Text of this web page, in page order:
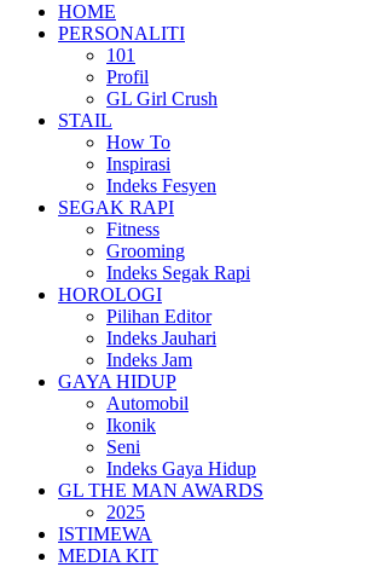
HOME
PERSONALITI
101
Profil
GL Girl Crush
STAIL
How To
Inspirasi
Indeks Fesyen
SEGAK RAPI
Fitness
Grooming
Indeks Segak Rapi
HOROLOGI
Pilihan Editor
Indeks Jauhari
Indeks Jam
GAYA HIDUP
Automobil
Ikonik
Seni
Indeks Gaya Hidup
GL THE MAN AWARDS
2025
ISTIMEWA
MEDIA KIT